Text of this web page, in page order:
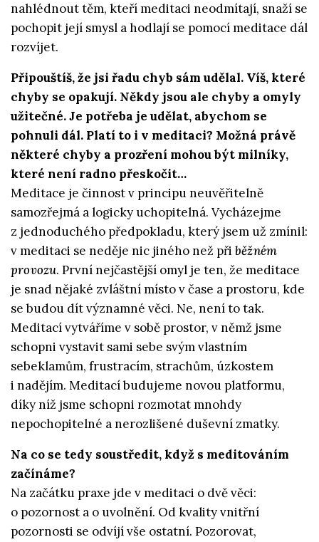
nahlédnout těm, kteří meditaci neodmítají, snaží se
pochopit její smysl a hodlají se pomocí meditace dál
rozvíjet.
Připouštíš, že jsi řadu chyb sám udělal. Víš, které
chyby se opakují. Někdy jsou ale chyby a omyly
užitečné.Je potřeba je udělat, abychom se
pohnuli dál. Platí to i v meditaci? Možná právě
některé chyby a prozření mohou být milníky,
které není radno přeskočit…
Meditace je činnost v principu neuvěřitelně
samozřejmá a logicky uchopitelná. Vycházejme
z jednoduchého předpokladu, který jsem už zmínil:
v meditaci se neděje nic jiného než při běžném
provozu. První nejčastější omyl je ten, že meditace
je snad nějaké zvláštní místo v čase a prostoru, kde
se budou dít významné věci. Ne, není to tak.
Meditací vytváříme v sobě prostor, v němž jsme
schopni vystavit sami sebe svým vlastním
sebeklamům, frustracím, strachům, úzkostem
i nadějím. Meditací budujeme novou platformu,
díky níž jsme schopni rozmotat mnohdy
nepochopitelné a nerozlišené duševní zmatky.
Na co se tedy soustředit, když s meditováním
začínáme?
Na začátku praxe jde v meditaci o dvě věci:
o pozornost a o uvolnění. Od kvality vnitřní
pozornosti se odvíjí vše ostatní. Pozorovat,